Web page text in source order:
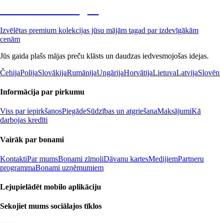
Izvēlētas premium kolekcijas jūsu mājām tagad par izdevīgākām
cenām
Jūs gaida plašs mājas preču klāsts un daudzas iedvesmojošas idejas.
ČehijaPolijaSlovākijaRumānijaUngārijaHorvātijaLietuvaLatvija
Informācija par pirkumu
Viss par iepirkšanosPiegādeSūdzības un atgriešanaMaksājumiKā
darbojas kredīti
Vairāk par bonami
KontaktiPar mumsBonami zīmoliDāvanu kartesMedijiemPartneru
programmaBonami uzņēmumiem
Lejupielādēt mobilo aplikāciju
Sekojiet mums sociālajos tīklos